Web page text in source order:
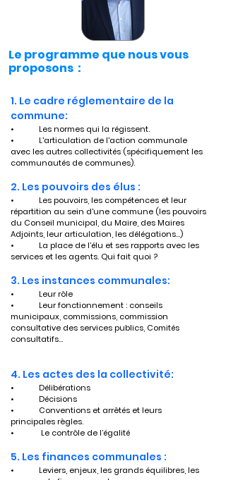
Le programme que nous vous
proposons :
1. Le cadre réglementaire de la
commune:
•	Les normes qui la régissent.
•	L'articulation de l'action communale
avec les autres collectivités (spécifiquement les
communautés de communes).
2. Les pouvoirs des élus :
•	Les pouvoirs, les compétences et leur
répartition au sein d'une commune (les pouvoirs
du Conseil municipal, du Maire, des Maires
Adjoints, leur articulation, les délégations…)
•	La place de l’élu et ses rapports avec les
services et les agents. Qui fait quoi ?
3. Les instances communales:
•	Leur rôle
•	Leur fonctionnement : conseils
municipaux, commissions, commission
consultative des services publics, Comités
consultatifs…
4. Les actes des la collectivité:
•	Délibérations
•	Décisions
•	Conventions et arrêtés et leurs
principales règles.
•	 Le contrôle de l’égalité
5. Les finances communales :
•	Leviers, enjeux, les grands équilibres, les